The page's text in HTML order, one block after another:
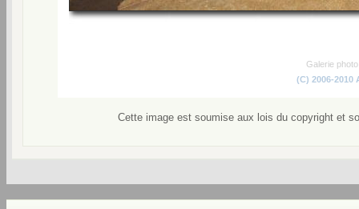
Galerie
(C) 2006-2010
Cette image est soumise aux lois du copyright et